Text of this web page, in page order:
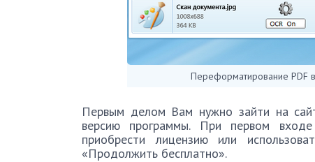
Переформатирование PDF
Первым делом Вам нужно зайти на
версию программы. При первом
приобрести лицензию или
«Продолжить бесплатно».